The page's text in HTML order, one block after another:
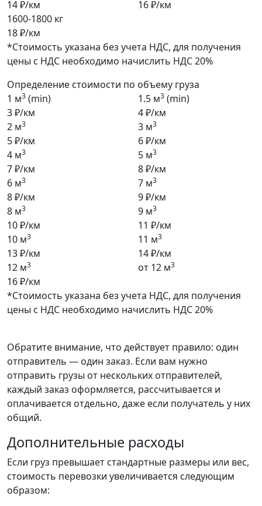
14 ₽/км
16 ₽/км
1600-1800 кг
18 ₽/км
*Стоимость указана без учета НДС, для получения
цены с НДС необходимо начислить НДС 20%
Определение стоимости по объему груза
1 м3 (min)
3 ₽/км
1.5 м3 (min)
4 ₽/км
2 м3
5 ₽/км
3 м3
6 ₽/км
4 м3
7 ₽/км
5 м3
8 ₽/км
6 м3
8 ₽/км
7 м3
9 ₽/км
8 м3
10 ₽/км
9 м3
11 ₽/км
10 м3
13 ₽/км
11 м3
14 ₽/км
12 м3
16 ₽/км
от 12 м3
*Стоимость указана без учета НДС, для получения
цены с НДС необходимо начислить НДС 20%
Обратите внимание, что действует правило: один
отправитель — один заказ. Если вам нужно
отправить грузы от нескольких отправителей,
каждый заказ оформляется, рассчитывается и
оплачивается отдельно, даже если получатель у них
общий.
Дополнительные расходы
Если груз превышает стандартные размеры или вес,
стоимость перевозки увеличивается следующим
образом: